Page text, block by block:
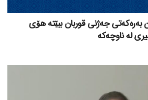
بەرەکەتی جەژنی قوربان ببێتە هۆی
لە ناوچەکە